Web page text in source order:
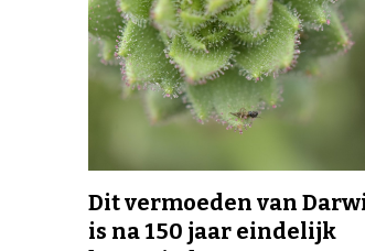
Dit vermoeden van
is na 150 jaar eindelijk